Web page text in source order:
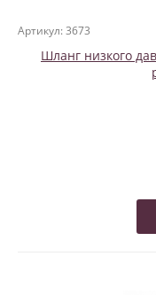
Артикул: 3673
Шланг низкого